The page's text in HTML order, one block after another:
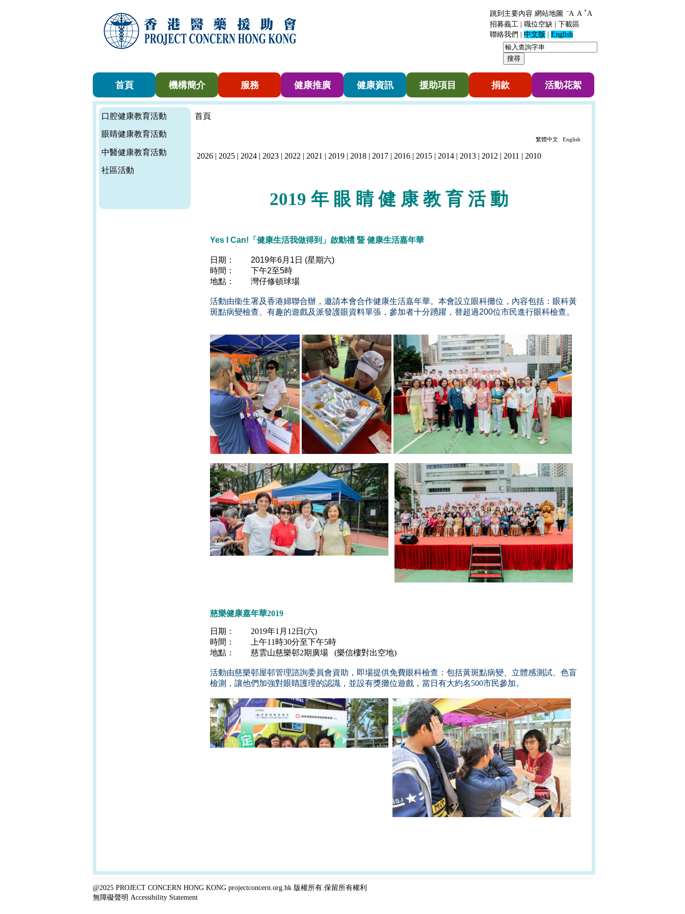
跳到主要內容 網站地圖 -A A +A
招募義工 | 職位空缺 | 下載區
聯絡我們
中文版 English
首頁 機構簡介 服務 健康推廣 健康資訊 援助項目 捐款 活動花絮
口腔健康教育活動
眼睛健康教育活動
中醫健康教育活動
社區活動
首頁
繁體中文 English
2026 | 2025 | 2024 | 2023 | 2022 | 2021 | 2019 | 2018 | 2017 | 2016 | 2015 | 2014 | 2013 | 2012 | 2011 | 2010
2019 年 眼 睛 健 康 教 育 活 動
Yes I Can! 「健康生活我做得到」啟動禮 暨 健康生活嘉年華
日期： 2019年6月 1 日 (星期六)
時間： 下午2至5時
地點： 灣仔修頓球場
活動由衞生署及香港婦聯合辦，邀請本會合作健康生活嘉年華。本會設立眼科攤位，內容包括：眼科黃
斑點病變檢查、有趣的遊戲及派發護眼資料單張，參加者十分踴躍，替超過200位市民進行眼科檢查。
慈樂健康嘉年華2019
日期： 2019年1月12日(六)
時間： 上午11時30分至下午5時
地點： 慈雲山慈樂邨2期廣場 (樂信樓對出空地)
活動由慈樂邨屋邨管理諮詢委員會資助，即場提供免費眼科檢查 ：包括黃斑點病變、立體感測試、色盲
檢測 ，讓他們加強對眼睛護理的認識，並設有獎攤位遊戲，當日有大約名500市民參加。
@2025 PROJECT CONCERN HONG KONG projectconcern.org.hk 版權所有.保留所有權利
無障礙聲明 Accessibility Statement